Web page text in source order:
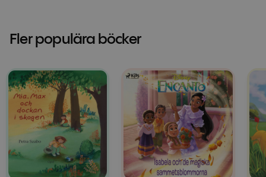
Fler populära böcker